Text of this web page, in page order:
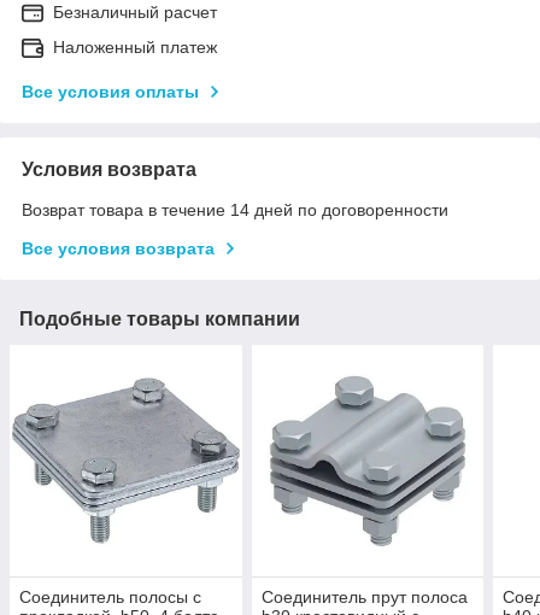
Безналичный расчет
Наложенный платеж
Все условия оплаты
Условия возврата
Возврат товара в течение 14 дней по договоренности
Все условия возврата
Подобные товары компании
Соединитель полосы с
Соединитель прут полоса